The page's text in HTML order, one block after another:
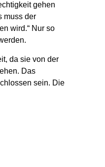
gehen
muss der
wird.“ Nur so
da sie von der
Das
sein. Die